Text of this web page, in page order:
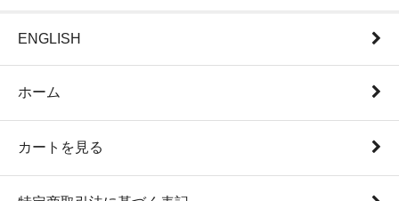
ENGLISH
ホーム
カートを見る